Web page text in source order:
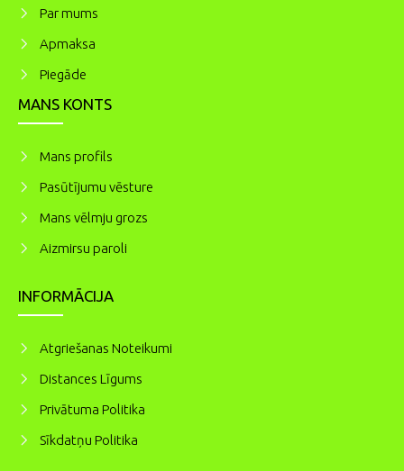
Par mums
Apmaksa
Piegāde
MANS KONTS
Mans profils
Pasūtījumu vēsture
Mans vēlmju grozs
Aizmirsu paroli
INFORMĀCIJA
Atgriešanas Noteikumi
Distances Līgums
Privātuma Politika
Sīkdatņu Politika